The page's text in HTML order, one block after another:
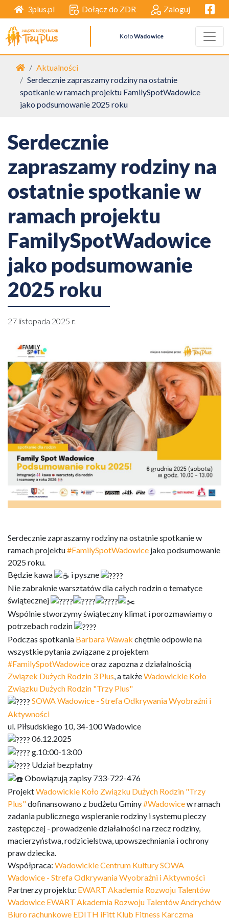
3plus.pl Dołącz do ZDR Zaloguj
KołoWadowice
Strona główna
Aktualności
Serdecznie zapraszamy rodziny na ostatnie
spotkanie w ramach projektu FamilySpotWadowice
jako podsumowanie 2025 roku
Serdecznie
zapraszamy rodziny na
ostatnie spotkanie w
ramach projektu
FamilySpotWadowice
jako podsumowanie
2025 roku
27 listopada 2025 r.
Serdecznie zapraszamy rodziny na ostatnie spotkanie w
ramach projektu#FamilySpotWadowice jako podsumowanie
2025 roku.
Będzie kawa
i pyszne
Nie zabraknie warsztatów dla całych rodzin o tematyce
świątecznej
Wspólnie stworzymy świąteczny klimat i porozmawiamy o
potrzebach rodzin
Podczas spotkania Barbara Wawak chętnie odpowie na
wszystkie pytania związane z projektem
#FamilySpotWadowiceoraz zapozna z działalnością
Związek Dużych Rodzin 3 Plus , a takżeWadowickie Koło
Związku Dużych Rodzin "Trzy Plus"
SOWA Wadowice - Strefa Odkrywania Wyobraźni i
Aktywności
ul. Piłsudskiego 10, 34-100 Wadowice
06.12.2025
g.10:00-13:00
Udział bezpłatny
Obowiązują zapisy 733-722-476
ProjektWadowickie Koło Związku Dużych Rodzin "Trzy
Plus"dofinansowano z budżetu Gminy#Wadowicew ramach
zadania publicznego wspieranie rodziny i systemu pieczy
zastępczej - prowadzenie działalności na rzecz rodziny,
macierzyństwa, rodzicielstwa, upowszechniania i ochrony
praw dziecka.
Współpraca: Wadowickie Centrum KulturySOWA
Wadowice - Strefa Odkrywania Wyobraźni i Aktywności
Partnerzy projektu: EWART Akademia Rozwoju Talentów
Wadowice EWART Akademia Rozwoju Talentów Andrychów
Biuro rachunkowe EDITH iFitt Klub Fitness Karczma